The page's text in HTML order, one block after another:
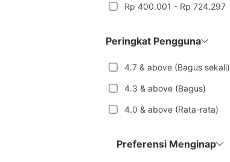
Rp 400.001 - Rp 724.297
Peringkat Pengguna
4.7 & above (Bagus sekali)
4.3 & above (Bagus)
4.0 & above (Rata-rata)
Preferensi Menginap